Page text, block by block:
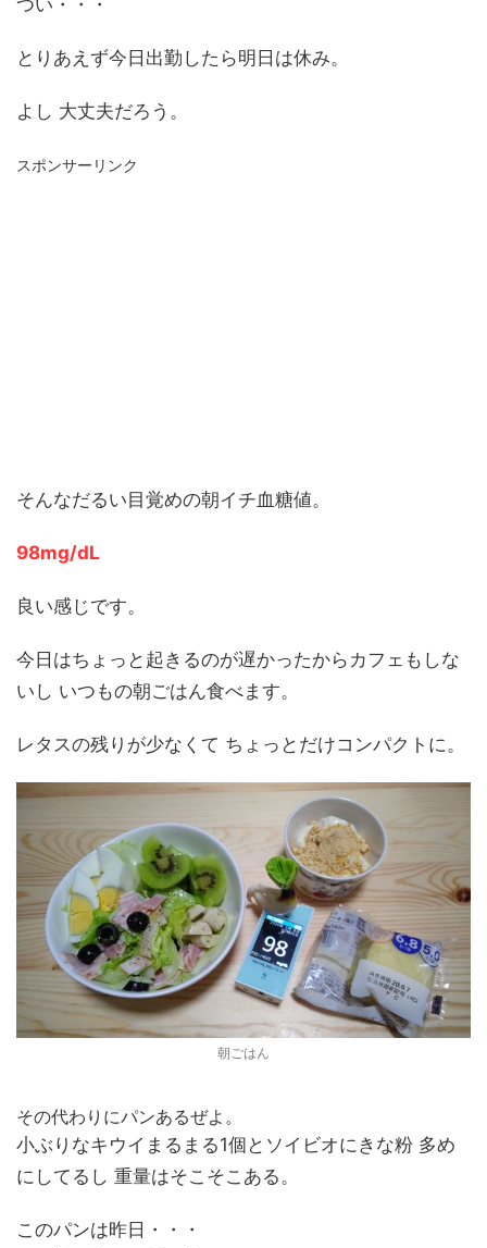
つい・・・
とりあえず今日出勤したら明日は休み。
よし 大丈夫だろう。
スポンサーリンク
そんなだるい目覚めの朝イチ血糖値。
98mg/dL
良い感じです。
今日はちょっと起きるのが遅かったからカフェもしな
いし いつもの朝ごはん食べます。
レタスの残りが少なくて ちょっとだけコンパクトに。
朝ごはん
その代わりにパンあるぜよ。
小ぶりなキウイまるまる1個とソイビオにきな粉 多め
にしてるし 重量はそこそこある。
このパンは昨日・・・